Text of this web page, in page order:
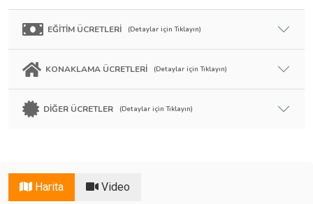
EĞİTİM ÜCRETLERİ (Detaylar için Tıklayın)
KONAKLAMA ÜCRETLERİ (Detaylar için Tıklayın)
DİĞER ÜCRETLER (Detaylar için Tıklayın)
Harita Video